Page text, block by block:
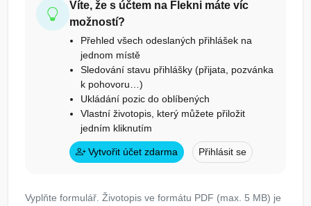
Víte, že s účtem na Flekni máte víc
možností?
Přehled všech odeslaných přihlášek na
jednom místě
Sledování stavu přihlášky (přijata, pozvánka
k pohovoru…)
Ukládání pozic do oblíbených
Vlastní životopis, který můžete přiložit
jedním kliknutím
Vytvořit účet zdarma Přihlásit se
Vyplňte formulář. Životopis ve formátu PDF (max. 5 MB) je